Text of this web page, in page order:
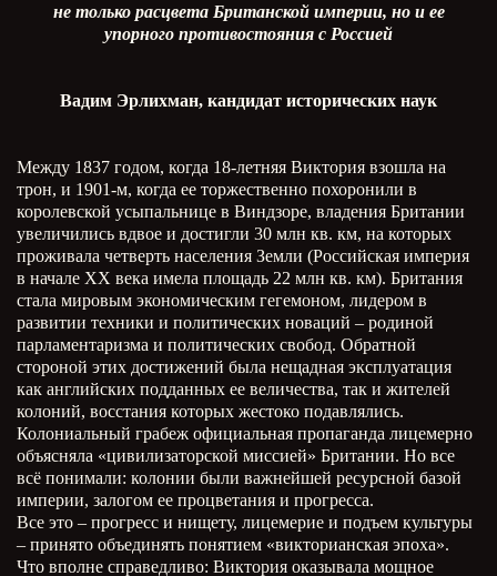
не только расцвета Британской империи, но и ее
упорного противостояния с Россией
Вадим Эрлихман, кандидат исторических наук
Между 1837 годом, когда 18-летняя Виктория взошла на
трон, и 1901-м, когда ее торжественно похоронили в
королевской усыпальнице в Виндзоре, владения Британии
увеличились вдвое и достигли 30 млн кв. км, на которых
проживала четверть населения Земли (Российская империя
в начале ХХ века имела площадь 22 млн кв. км). Британия
стала мировым экономическим гегемоном, лидером в
развитии техники и политических новаций – родиной
парламентаризма и политических свобод. Обратной
стороной этих достижений была нещадная эксплуатация
как английских подданных ее величества, так и жителей
колоний, восстания которых жестоко подавлялись.
Колониальный грабеж официальная пропаганда лицемерно
объясняла «цивилизаторской миссией» Британии. Но все
всё понимали: колонии были важнейшей ресурсной базой
империи, залогом ее процветания и прогресса.
Все это – прогресс и нищету, лицемерие и подъем культуры
– принято объединять понятием «викторианская эпоха».
Что вполне справедливо: Виктория оказывала мощное